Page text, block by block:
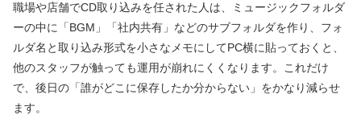
職場や店舗でCD取り込みを任された人は、ミュージックフォルダ
ーの中に「BGM」「社内共有」などのサブフォルダを作り、フォ
ルダ名と取り込み形式を小さなメモにしてPC横に貼っておくと、
他のスタッフが触っても運用が崩れにくくなります。これだけ
で、後日の「誰がどこに保存したか分からない」をかなり減らせ
ます。